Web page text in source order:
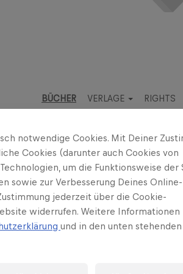
BÜCHER VERLAGE RIGHTS
notwendige Cookies. Mit Deiner
Cookies (darunter auch Cookies von
um die Funktionsweise der
sowie zur Verbesserung Deines Online-
jederzeit über die Cookie-
widerrufen. Weitere Informationen
und in den unten